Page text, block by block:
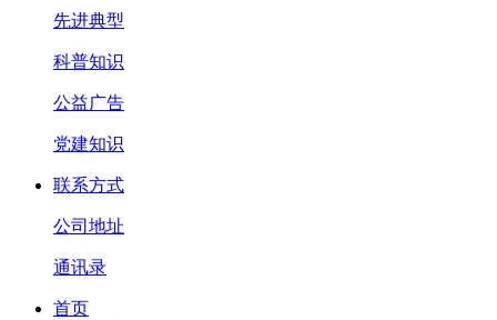
先进典型
科普知识
公益广告
党建知识
联系方式
公司地址
通讯录
首页